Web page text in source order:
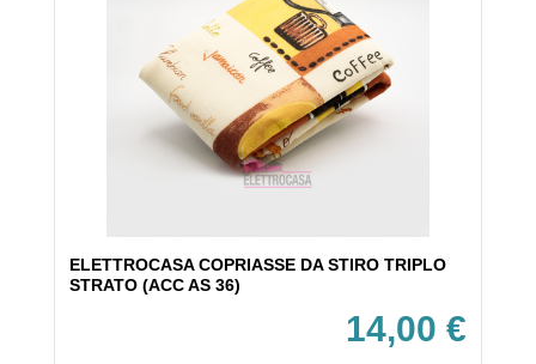
ELETTROCASA COPRIASSE DA STIRO TRIPLO
STRATO (ACC AS 36)
14,00 €